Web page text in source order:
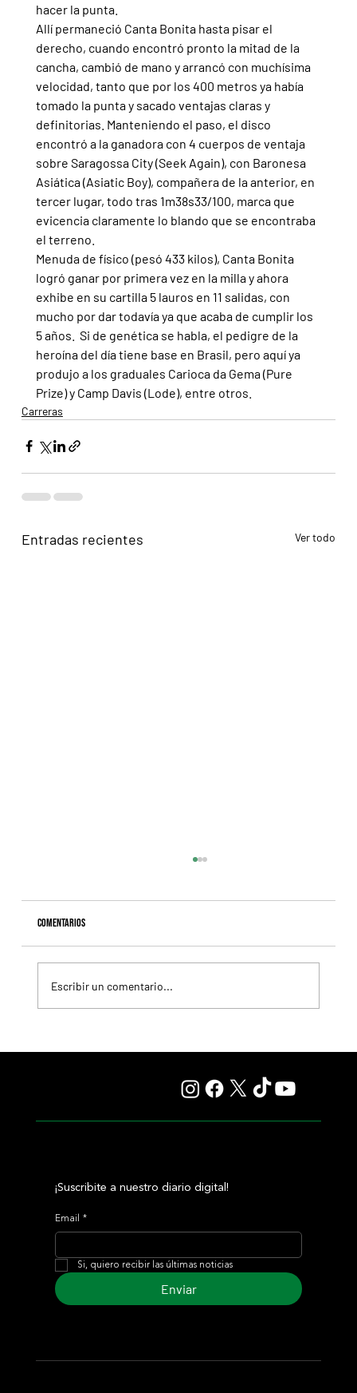
hacer la punta.
Allí permaneció Canta Bonita hasta pisar el
derecho, cuando encontró pronto la mitad de la
cancha, cambió de mano y arrancó con muchísima
velocidad, tanto que por los 400 metros ya había
tomado la punta y sacado ventajas claras y
definitorias. Manteniendo el paso, el disco
encontró a la ganadora con 4 cuerpos de ventaja
sobre Saragossa City (Seek Again), con Baronesa
Asiática (Asiatic Boy), compañera de la anterior, en
tercer lugar, todo tras 1m38s33/100, marca que
evicencia claramente lo blando que se encontraba
el terreno.
Menuda de físico (pesó 433 kilos), Canta Bonita
logró ganar por primera vez en la milla y ahora
exhibe en su cartilla 5 lauros en 11 salidas, con
mucho por dar todavía ya que acaba de cumplir los
5 años.  Si de genética se habla, el pedigre de la
heroína del día tiene base en Brasil, pero aquí ya
produjo a los graduales Carioca da Gema (Pure
Prize) y Camp Davis (Lode), entre otros.
Carreras
Entradas recientes Ver todo
Comentarios
Escribir un comentario...
¡Suscribite a nuestro diario digital!
Email *
Si, quiero recibir las últimas noticias
Enviar